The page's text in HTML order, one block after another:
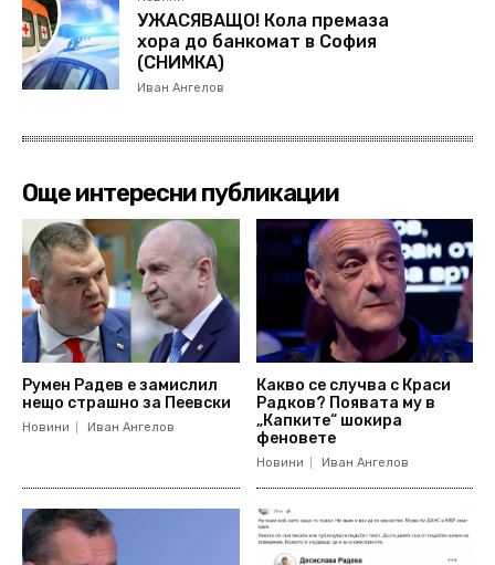
УЖАСЯВАЩО! Кола премаза
хора до банкомат в София
(СНИМКА)
Иван Ангелов
Още интересни публикации
Румен Радев е замислил
нещо страшно за Пеевски
Новини Иван Ангелов
Какво се случва с Краси
Радков? Появата му в
„Капките“ шокира
феновете
Новини Иван Ангелов